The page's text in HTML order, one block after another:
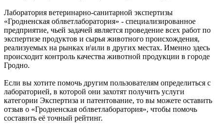
Лаборатория ветеринарно-санитарной экспертизы
«Гродненская облветлаборатория» - специализированное
предприятие, чьей задачей является проведение всех работ по
экспертизе продуктов и сырья животного происхождения,
реализуемых на рынках и\или в других местах. Именно здесь
происходит контроль качества животной продукции в городе
Гродно.
Если вы хотите помочь другим пользователям определиться с
лабораторией, в которой они захотят получить услуги
категории Экспертиза и патентование, то вы можете оставить
отзыв о «Гродненская облветлаборатория», чтобы помочь
составить её точный рейтинг.